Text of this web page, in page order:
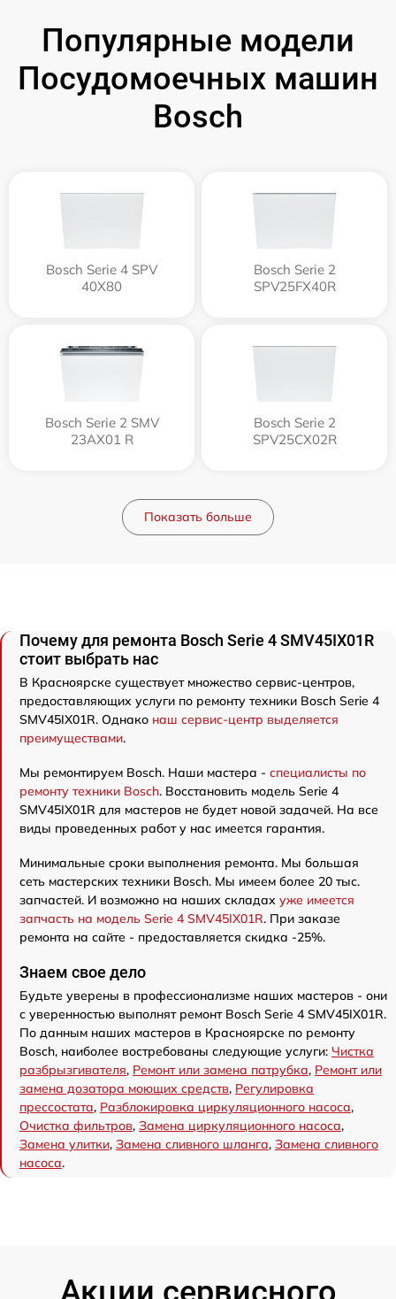
Популярные модели
Посудомоечных машин
Bosch
Bosch Serie 4 SPV
40X80
Bosch Serie 2
SPV25FX40R
Bosch Serie 2 SMV
23AX01 R
Bosch Serie 2
SPV25CX02R
Показать больше
Почему для ремонта Bosch Serie 4 SMV45IX01R
стоит выбрать нас
В Красноярске существует множество сервис-центров,
предоставляющих услуги по ремонту техники Bosch Serie 4
SMV45IX01R. Однако наш сервис-центр выделяется
преимуществами.
Мы ремонтируем Bosch. Наши мастера - специалисты по
ремонту техники Bosch. Восстановить модель Serie 4
SMV45IX01R для мастеров не будет новой задачей. На все
виды проведенных работ у нас имеется гарантия.
Минимальные сроки выполнения ремонта. Мы большая
сеть мастерских техники Bosch. Мы имеем более 20 тыс.
запчастей. И возможно на наших складах уже имеется
запчасть на модель Serie 4 SMV45IX01R. При заказе
ремонта на сайте - предоставляется скидка -25%.
Знаем свое дело
Будьте уверены в профессионализме наших мастеров - они
с уверенностью выполнят ремонт Bosch Serie 4 SMV45IX01R.
По данным наших мастеров в Красноярске по ремонту
Bosch, наиболее востребованы следующие услуги: Чистка
разбрызгивателя, Ремонт или замена патрубка, Ремонт или
замена дозатора моющих средств, Регулировка
прессостата, Разблокировка циркуляционного насоса,
Очистка фильтров, Замена циркуляционного насоса,
Замена улитки, Замена сливного шланга, Замена сливного
насоса.